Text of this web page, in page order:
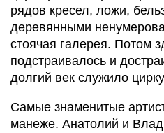
рядов кресел, ложи,
деревянными
стоячая галерея. Потом
подстраивалось и
долгий век служило
Самые знаменитые
манеже. Анатолий и